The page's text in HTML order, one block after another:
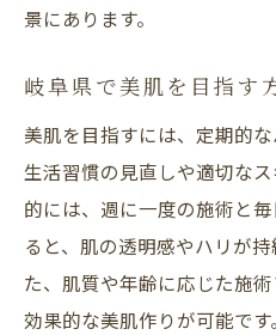
景にあります。
岐阜県で美肌を目指す
美肌を目指すには、定期的な
生活習慣の見直しや適切な
的には、週に一度の施術と
ると、肌の透明感やハリが
た、肌質や年齢に応じた施
効果的な美肌作りが可能です。